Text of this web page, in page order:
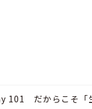
101 だからこそ「